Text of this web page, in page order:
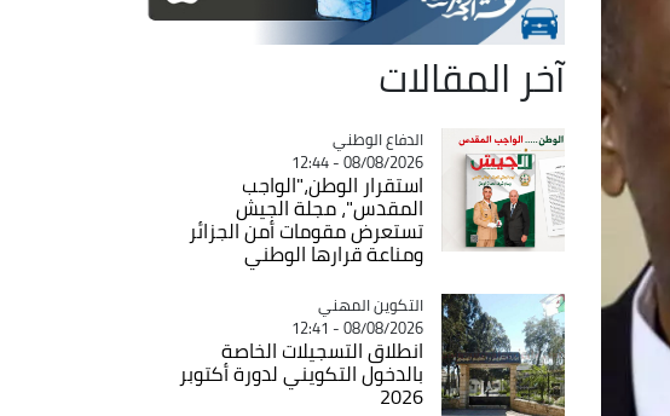
آخر المقالات
Catégorie
الدفاع الوطني
08/08/2026 - 12:44
استقرار الوطن،"الواجب
المقدس"، مجلة الجيش
تستعرض مقومات أمن الجزائر
ومناعة قرارها الوطني
Catégorie
التكوين المهني
08/08/2026 - 12:41
انطلاق التسجيلات الخاصة
بالدخول التكويني لدورة أكتوبر
2026